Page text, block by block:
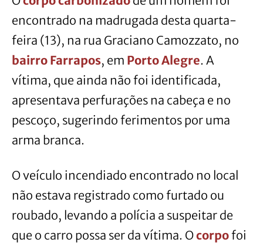
encontrado na madrugada desta quarta-
feira (13), na rua Graciano Camozzato, no
bairro Farrapos, em Porto Alegre. A
vítima, que ainda não foi identificada,
apresentava perfurações na cabeça e no
pescoço, sugerindo ferimentos por uma
arma branca.
O veículo incendiado encontrado no local
não estava registrado como furtado ou
roubado, levando a polícia a suspeitar de
que o carro possa ser da vítima. Ocorpofoi